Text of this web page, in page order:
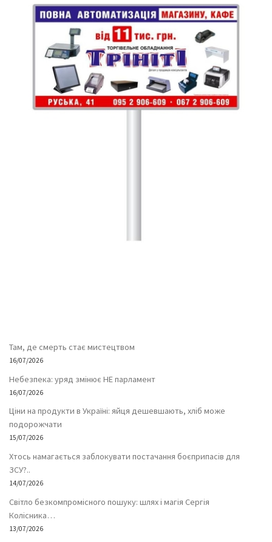
Там, де смерть стає мистецтвом
16/07/2026
Небезпека: уряд змінює НЕ парламент
16/07/2026
Ціни на продукти в Україні: яйця дешевшають, хліб може
подорожчати
15/07/2026
Хтось намагається заблокувати постачання боєприпасів для
ЗСУ?..
14/07/2026
Світло безкомпромісного пошуку: шлях і магія Сергія
Колісника…
13/07/2026